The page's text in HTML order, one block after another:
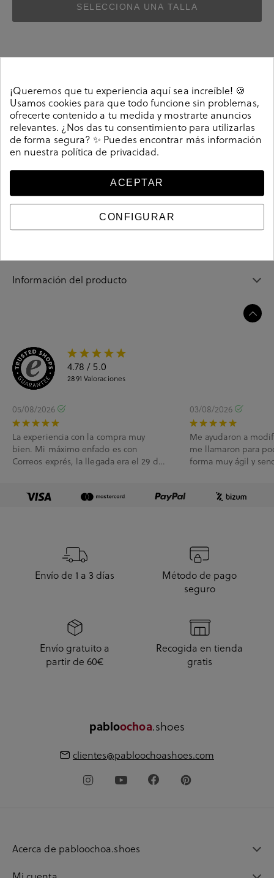
SELECCIONA UNA TALLA
Detalles
Sandalias St. Gallen VITORIA en blanco. Cierre con
velcro. La plantilla no es extraible. Hecho en India
Información del producto
4.78 / 5.0
2891 Valoraciones
05/08/2026
La experiencia con la compra muy
bien. Mi máximo enfado es con
Correos exprés, la llegada era el 29 de
03/08/2026
Me ayudaron a
me llamaron para
forma muy ágil y
Envío de 1 a 3 días
Método de pago
seguro
Envío gratuito a
partir de 60€
Recogida en tienda
gratis
pabloochoa.shoes
clientes@pabloochoashoes.com
Acerca de pabloochoa.shoes
¡Queremos que tu experiencia aquí sea increíble! 🍪
Usamos cookies para que todo funcione sin problemas,
ofrecerte contenido a tu medida y mostrarte anuncios
relevantes. ¿Nos das tu consentimiento para utilizarlas
de forma segura? ✨ Puedes encontrar más información
en nuestra política de privacidad.
ACEPTAR
CONFIGURAR